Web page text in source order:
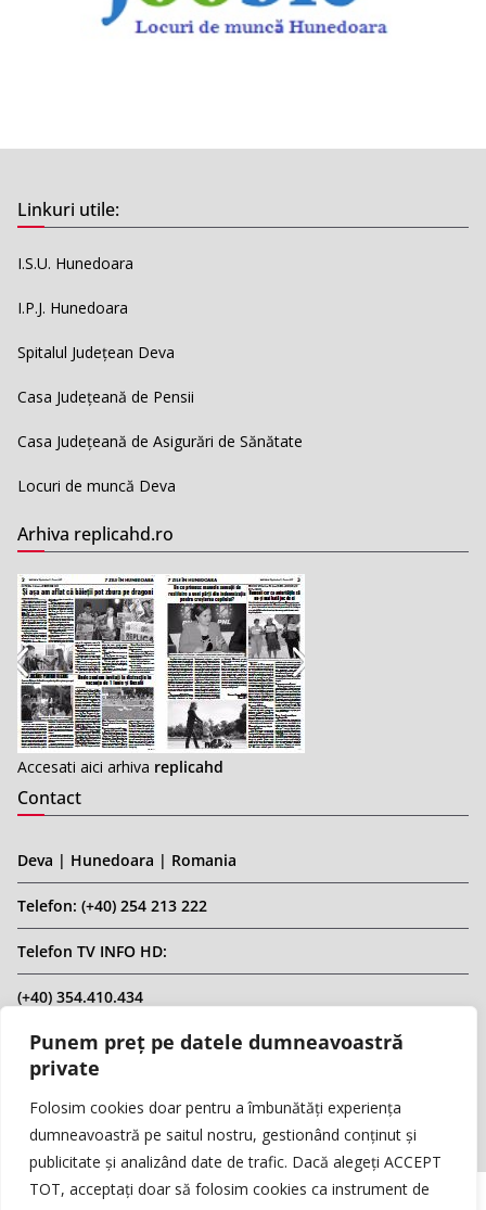
Punem preț pe datele dumneavoastră
private
Folosim cookies doar pentru a îmbunătăți experiența
dumneavoastră pe saitul nostru, gestionând conținut și
publicitate și analizând date de trafic. Dacă alegeți ACCEPT
TOT, acceptați doar să folosim cookies ca instrument de
Linkuri utile:
I.S.U. Hunedoara
I.P.J. Hunedoara
Spitalul Județean Deva
Casa Județeană de Pensii
Casa Județeană de Asigurări de Sănătate
Locuri de muncă Deva
Arhiva replicahd.ro
Accesati aici arhiva replicahd
Contact
Deva | Hunedoara | Romania
Telefon: (+40) 254 213 222
Telefon TV INFO HD:
(+40) 354.410.434
Email: infohd20@gmail.com
Website: www.replicahd.ro